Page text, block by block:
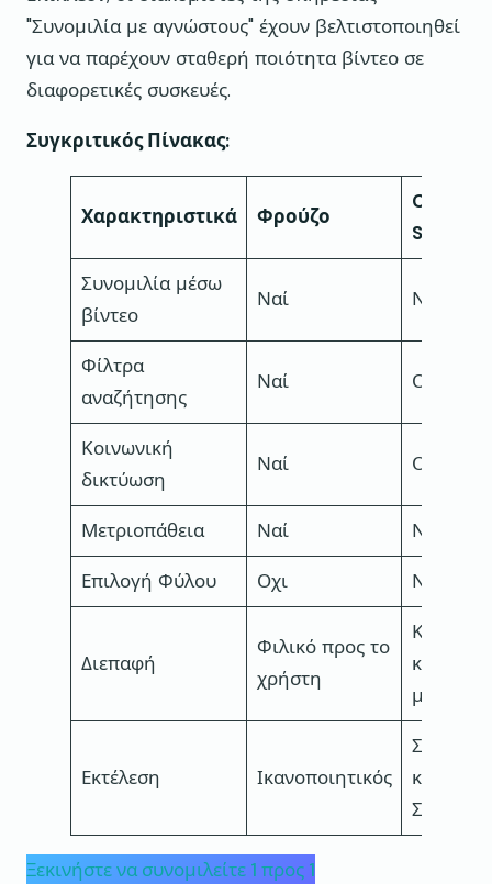
"Συνομιλία με αγνώστους" έχουν βελτιστοποιηθεί
για να παρέχουν σταθερή ποιότητα βίντεο σε
διαφορετικές συσκευές.
Συγκριτικός Πίνακας:
Χαρακτηριστικά Φρούζο
Chat to
Συνομιλία μέσω
βίντεο
Ναί Ναί
Φίλτρα
αναζήτησης
Ναί Οχι
Κοινωνική
δικτύωση
Ναί Οχι
Μετριοπάθεια Ναί Ναί
Επιλογή Φύλου Οχι Ναί
Διεπαφή
Φιλικό προς το
χρήστη
Κομψό
και
Εκτέλεση Ικανοποιητικός
Συνεπής
και
Σταθερός
Ξεκινήστε να συνομιλείτε 1 προς 1